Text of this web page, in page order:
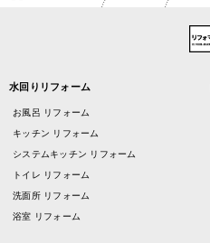
水回りリフォーム
お風呂 リフォーム
キッチン リフォーム
システムキッチン リフォーム
トイレ リフォーム
洗面所 リフォーム
浴室 リフォーム